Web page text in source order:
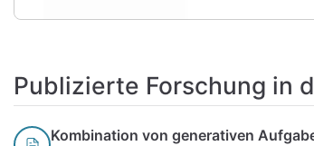
Publizierte Forschung in
Kombination von generativen